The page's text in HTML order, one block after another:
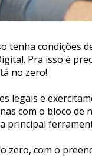
tenha condições
Pra isso é
no zero!
legais e
com o bloco de
principal
com o